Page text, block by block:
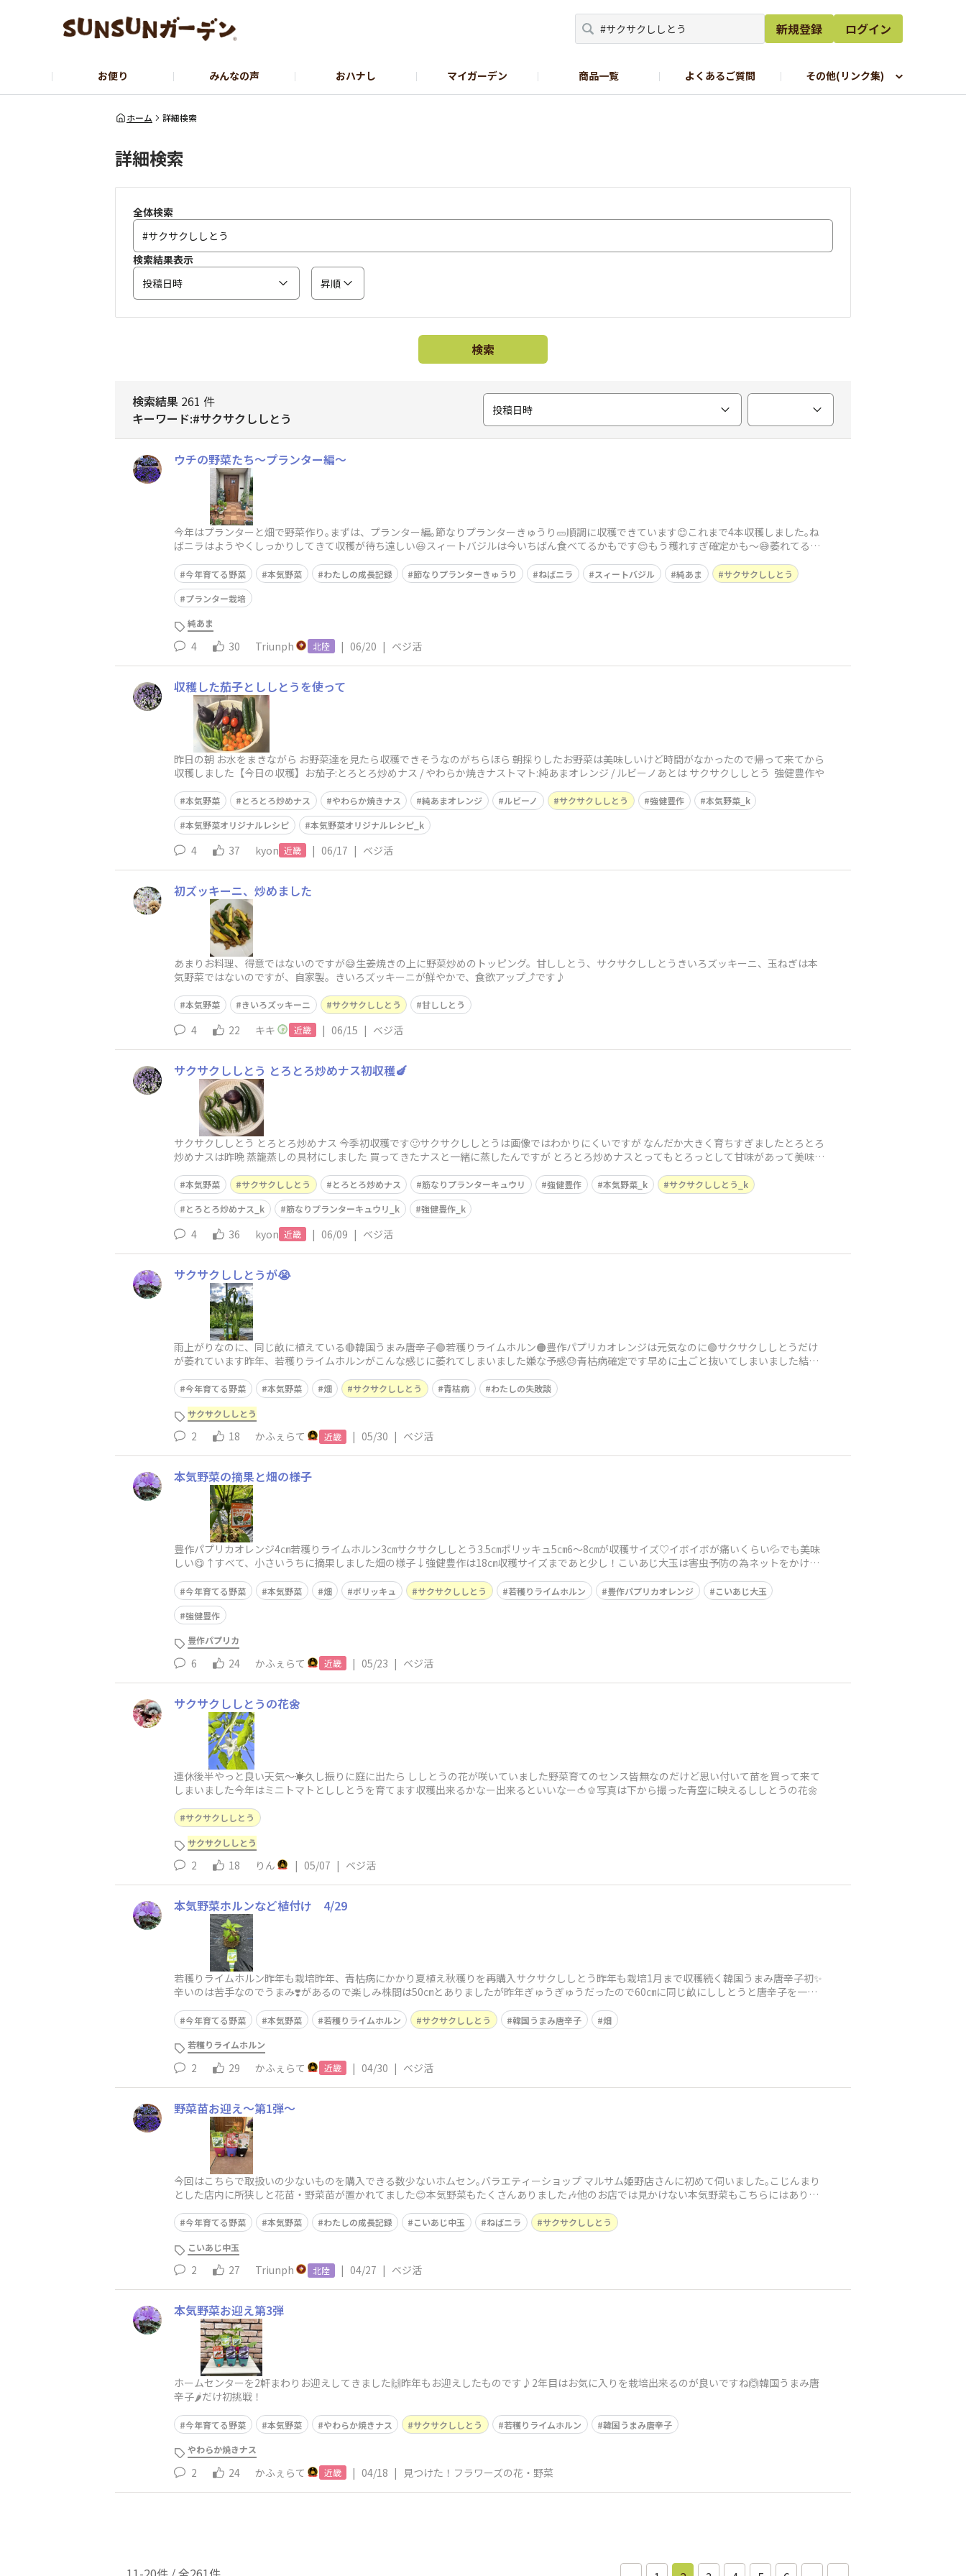
新規登録 ログイン
お便り みんなの声 おハナし マイガーデン 商品一覧 よくあるご質問 その他(リンク集)
公式サイト YouTubeチャンネル
ホーム 詳細検索
詳細検索
全体検索
検索結果表示
投稿日時
昇順
検索
検索結果 261 件
キーワード:#サクサクししとう
投稿日時
ウチの野菜たち〜プランター編〜
今年はプランターと畑で野菜作り｡まずは、プランター編｡節なりプランターきゅうり🥒順調に収穫できています😊これまで4本収穫しました｡ね
ばニラはようやくしっかりしてきて収穫が待ち遠しい😃スィートバジルは今いちばん食べてるかもです😌もう穫れすぎ確定かも〜😅萎れてるの
今年育てる野菜 本気野菜 わたしの成長記録 節なりプランターきゅうり ねばニラ スィートバジル 純あま
サクサクししとう
プランター栽培
純あま
4 30 Triunph 北陸 | 06/20 | ベジ活
収穫した茄子とししとうを使って
昨日の朝 お水をまきながら お野菜達を見たら収穫できそうなのがちらほら 朝採りしたお野菜は美味しいけど時間がなかったので帰って来てから
収穫しました【今日の収穫】お茄子:とろとろ炒めナス / やわらか焼きナストマト:純あまオレンジ / ルビーノあとは サクサクししとう 強健豊作や
本気野菜 とろとろ炒めナス やわらか焼きナス 純あまオレンジ ルビーノ サクサクししとう 強健豊作
本気野菜_k
本気野菜オリジナルレシピ
本気野菜オリジナルレシピ_k
4 37 kyon 近畿 | 06/17 | ベジ活
初ズッキーニ、炒めました
あまりお料理、得意ではないのですが😅生姜焼きの上に野菜炒めのトッピング。甘ししとう、サクサクししとうきいろズッキーニ、玉ねぎは本
気野菜ではないのですが、自家製。きいろズッキーニが鮮やかで、食欲アップ⤴️です♪
本気野菜 きいろズッキーニ サクサクししとう 甘ししとう
4 22 キキ 近畿 | 06/15 | ベジ活
サクサクししとう とろとろ炒めナス初収穫🍆
サクサクししとう とろとろ炒めナス​ 今季初収穫です🙂​サクサクししとう​は画像ではわかりにくいですが なんだか大きく育ちすぎました​とろとろ
炒めナスは昨晩 蒸籠蒸しの具材にしました 買ってきたナスと一緒に蒸したんですが ​とろとろ炒めナス​とってもとろっとして甘味があって美味し
本気野菜 サクサクししとう とろとろ炒めナス 筋なりプランターキュウリ 強健豊作 本気野菜_k
サクサクししとう_k
とろとろ炒めナス_k
筋なりプランターキュウリ_k 強健豊作_k
4 36 kyon 近畿 | 06/09 | ベジ活
サクサクししとうが😭
雨上がりなのに、同じ畝に植えている🔴韓国うまみ唐辛子🟢若穫りライムホルン🟠豊作パプリカオレンジは元気なのに🟢サクサクししとうだけ
が萎れています昨年、若穫りライムホルンがこんな感じに萎れてしまいました嫌な予感😓青枯病確定です早めに土ごと抜いてしまいました結局
今年育てる野菜 本気野菜 畑 サクサクししとう 青枯病 わたしの失敗談
サクサクししとう
2 18 かふぇらて 近畿 | 05/30 | ベジ活
本気野菜の摘果と畑の様子
豊作パプリカオレンジ4㎝若穫りライムホルン3㎝サクサクししとう3.5㎝ポリッキュ5㎝6〜8㎝が収穫サイズ♡イボイボが痛いくらい💦でも美味
しい😋↑すべて、小さいうちに摘果しました畑の様子↓強健豊作は18㎝収穫サイズまであと少し！こいあじ大玉は害虫予防の為ネットをかけて
今年育てる野菜 本気野菜 畑 ポリッキュ サクサクししとう 若穫りライムホルン 豊作パプリカオレンジ
こいあじ大玉
強健豊作
豊作パプリカ
6 24 かふぇらて 近畿 | 05/23 | ベジ活
サクサクししとうの花🌼
連休後半やっと良い天気〜☀久し振りに庭に出たら ししとうの花が咲いていました野菜育てのセンス皆無なのだけど思い付いて苗を買って来て
しまいました今年はミニトマトとししとうを育てます収穫出来るかなー出来るといいなー🍅🫑写真は下から撮った青空に映えるししとうの花🌼
サクサクししとう
サクサクししとう
2 18 りん | 05/07 | ベジ活
本気野菜ホルンなど植付け 4/29
若穫りライムホルン昨年も栽培昨年、青枯病にかかり夏植え秋穫りを再購入サクサクししとう昨年も栽培1月まで収穫続く韓国うまみ唐辛子初✨
辛いのは苦手なのでうまみ❣️があるので楽しみ株間は50㎝とありましたが昨年ぎゅうぎゅうだったので60㎝に同じ畝にししとうと唐辛子を一緒
今年育てる野菜 本気野菜 若穫りライムホルン サクサクししとう 韓国うまみ唐辛子 畑
若穫りライムホルン
2 29 かふぇらて 近畿 | 04/30 | ベジ活
野菜苗お迎え〜第1弾〜
今回はこちらで取扱いの少ないものを購入できる数少ないホムセン｡バラエティーショップ マルサム姫野店さんに初めて伺いました｡こじんまり
とした店内に所狭しと花苗・野菜苗が置かれてました😊本気野菜もたくさんありました🎶他のお店では見かけない本気野菜もこちらにはありま
今年育てる野菜 本気野菜 わたしの成長記録 こいあじ中玉 ねばニラ サクサクししとう
こいあじ中玉
2 27 Triunph 北陸 | 04/27 | ベジ活
本気野菜お迎え第3弾
ホームセンターを2軒まわりお迎えしてきました🙌昨年もお迎えしたものです♪2年目はお気に入りを栽培出来るのが良いですね🙆韓国うまみ唐
辛子🌶️だけ初挑戦！
今年育てる野菜 本気野菜 やわらか焼きナス サクサクししとう 若穫りライムホルン 韓国うまみ唐辛子
やわらか焼きナス
2 24 かふぇらて 近畿 | 04/18 | 見つけた！フラワーズの花・野菜